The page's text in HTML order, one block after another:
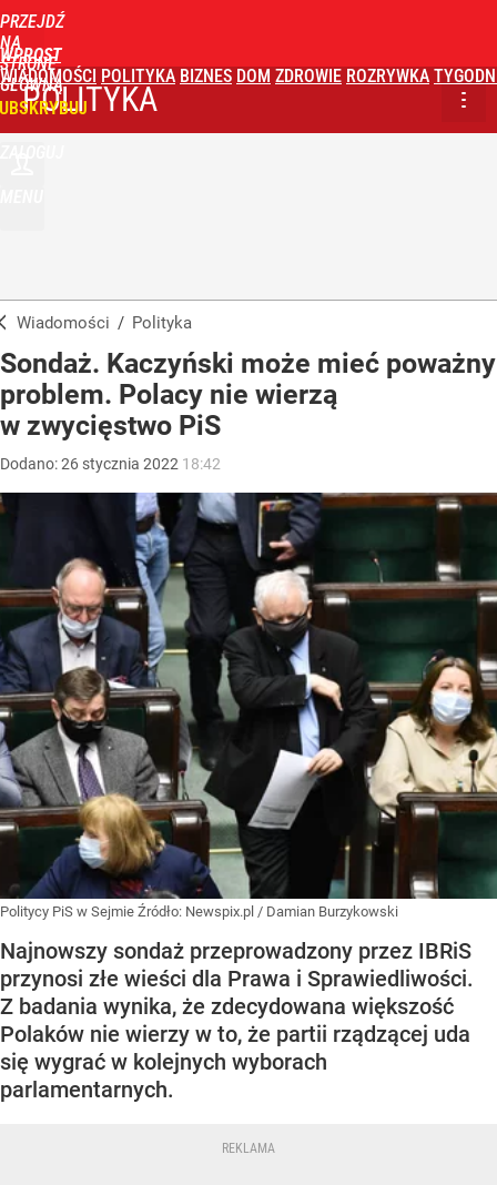
PRZEJDŹ
NA
STRONĘ
GŁÓWNĄ
WPROST
WIADOMOŚCI POLITYKA BIZNES DOM ZDROWIE ROZRYWKA
POLITYKA
Wiadomości / Polityka
Sondaż. Kaczyński może mieć poważny
problem. Polacy nie wierzą
w zwycięstwo PiS
Dodano:26 stycznia 2022 18:42
Politycy PiS w Sejmie Źródło: Newspix.pl / Damian Burzykowski
Najnowszy sondaż przeprowadzony przez IBRiS
przynosi złe wieści dla Prawa i Sprawiedliwości.
Z badania wynika, że zdecydowana większość
Polaków nie wierzy w to, że partii rządzącej uda
się wygrać w kolejnych wyborach
parlamentarnych.